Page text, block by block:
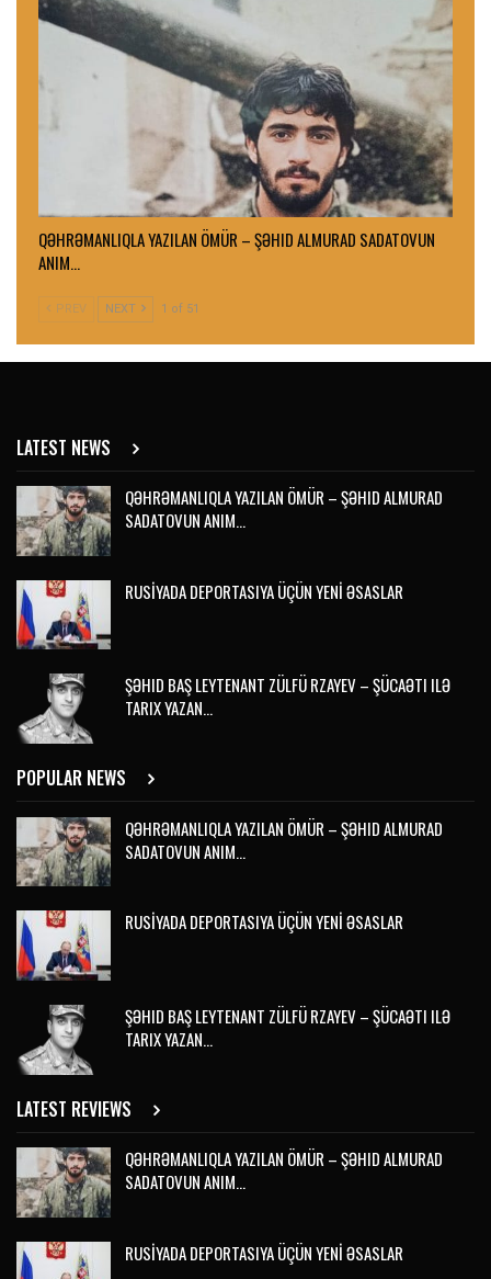
QƏHRƏMANLIQLA YAZILAN ÖMÜR – ŞƏHID ALMURAD SADATOVUN
ANIM…
PREV NEXT 1 of 51
LATEST NEWS
QƏHRƏMANLIQLA YAZILAN ÖMÜR – ŞƏHID ALMURAD
SADATOVUN ANIM…
RUSİYADA DEPORTASIYA ÜÇÜN YENİ ƏSASLAR
ŞƏHID BAŞ LEYTENANT ZÜLFÜ RZAYEV – ŞÜCAƏTI ILƏ
TARIX YAZAN…
POPULAR NEWS
QƏHRƏMANLIQLA YAZILAN ÖMÜR – ŞƏHID ALMURAD
SADATOVUN ANIM…
RUSİYADA DEPORTASIYA ÜÇÜN YENİ ƏSASLAR
ŞƏHID BAŞ LEYTENANT ZÜLFÜ RZAYEV – ŞÜCAƏTI ILƏ
TARIX YAZAN…
LATEST REVIEWS
QƏHRƏMANLIQLA YAZILAN ÖMÜR – ŞƏHID ALMURAD
SADATOVUN ANIM…
RUSİYADA DEPORTASIYA ÜÇÜN YENİ ƏSASLAR